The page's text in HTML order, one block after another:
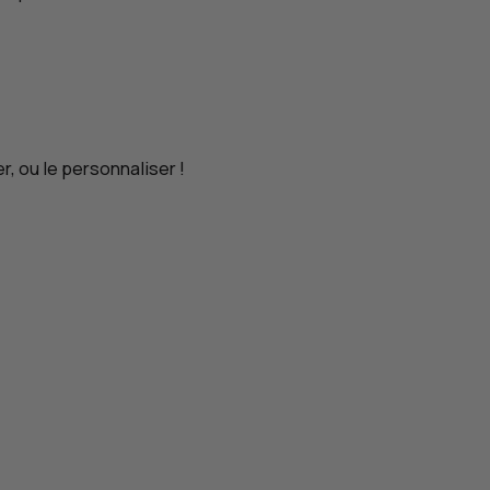
ou le personnaliser !